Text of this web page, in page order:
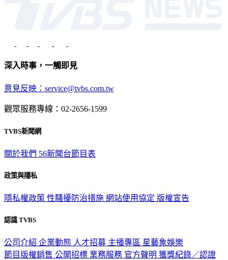
深入時事，一觸即見
意見反映：service@tvbs.com.tw
觀眾服務專線：02-2656-1599
TVBS新聞網
關於我們 56新聞台節目表
政策與隱私
隱私權政策 性騷擾防治措施 網站使用協定 版權宣告
認識 TVBS
公司介紹 企業動態 人才招募 主播專區 星藝象娛樂
節目版權銷售 公開招標 業務服務 官方聲明 獲獎紀錄／認證